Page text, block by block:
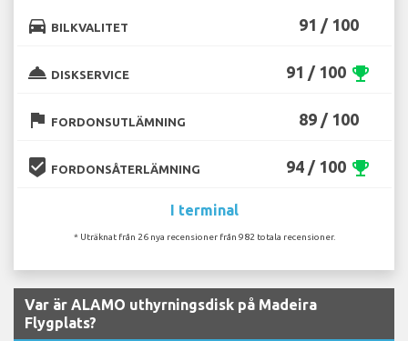
directions_car BILKVALITET 91 / 100
room_service DISKSERVICE 91 / 100 emoji_events
flag FORDONSUTLÄMNING 89 / 100
beenhere FORDONSÅTERLÄMNING 94 / 100 emoji_events
I terminal
* Uträknat från 26 nya recensioner från 982 totala recensioner.
Var är ALAMO uthyrningsdisk på Madeira
Flygplats?